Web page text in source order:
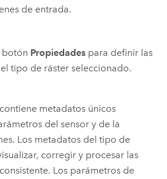
de entrada.
botón Propiedadespara definir las
tipo de ráster seleccionado.
metadatos únicos
del sensor y de la
Los metadatos del tipo de
corregir y procesar las
Los parámetros de